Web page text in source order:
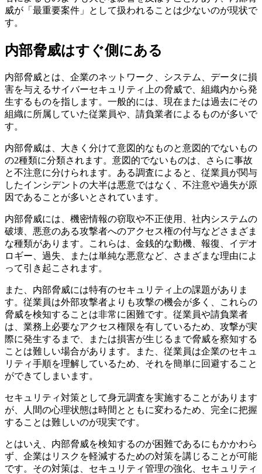
威が「最重要案件」として扱われることは少ないのが現状で
す。
内部脅威はすぐ側にある
内部脅威とは、企業のネットワーク、システム、データに損
害を与えるサイバーセキュリティ上の脅威で、組織内から発
生するものを指します。一般的には、現在または過去にその
組織に所属していた従業員や、請負業者によるものが多いで
す。
内部脅威は、大きく分けて意図的なものと意図的でないもの
の2種類に分類されます。意図的でないものは、さらに事故
と不注意に分けられます。ある調査によると、従業員が関与
したインシデントの大半は悪意ではなく、不注意や過失が原
因であることが多いとされています。
内部脅威には、機密情報の窃取や不正使用、社内システムの
破壊、悪意のある攻撃者へのアクセス権の付与などさまざま
な種類があります。これらは、金銭的な動機、報復、イデオ
ロギー、過失、または単純な悪意など、さまざまな理由によ
って引き起こされます。
また、内部脅威には特有のセキュリティ上の課題がありま
す。従業員は外部攻撃者よりも攻撃の機会が多く、これらの
脅威を検知することは非常に困難です。従業員や請負業者
は、業務上必要なアクセス権限を有しているため、攻撃が実
際に発生するまで、または損害が生じるまで脅威を察知する
ことは難しい場合があります。また、従業員は企業のセキュ
リティ手順を理解しているため、それを簡単に回避すること
ができてしまいます。
セキュリティ対策として身元調査を実施することがあります
が、人間の心理状態は時間とともに変わるため、完全に把握
することは難しいのが現実です。
とはいえ、内部脅威を検知するのが困難であるにもかかわら
ず、企業はリスクを軽減するための対策を講じることが可能
です。その対策は、セキュリティ管理の強化、セキュリティ